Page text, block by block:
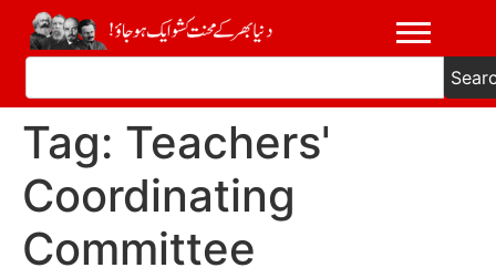
Tag: Teachers'
Coordinating
Committee